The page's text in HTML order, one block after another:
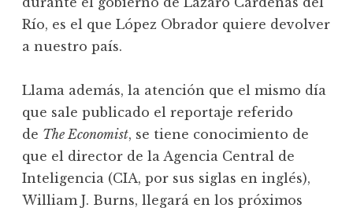
Río, es el que López Obrador quiere devolver
a nuestro país.
Llama además, la atención que el mismo día
que sale publicado el reportaje referido
de The Economist, se tiene conocimiento de
que el director de la Agencia Central de
Inteligencia (CIA, por sus siglas en inglés),
William J. Burns, llegará en los próximos